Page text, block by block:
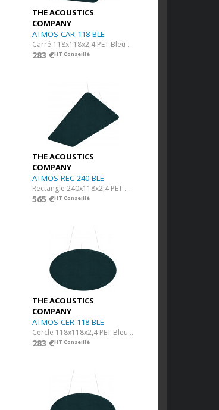
THE ACOUSTICS
COMPANY
ATMOS-CAR-118-BLE
Carré 118x118x2,4 PET Bleu nuit
283 €HT Conseillé
THE ACOUSTICS
COMPANY
ATMOS-REC-240-BLE
Rectangle 240x118x2,4 PET Bleu nuit
565 €HT Conseillé
THE ACOUSTICS
COMPANY
ATMOS-CER-118-BLE
Cercle 118x118x2,4 PET Bleu nuit
283 €HT Conseillé